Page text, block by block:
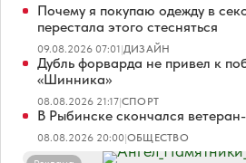
Почему я покупаю одежду в
перестала этого стесняться
09.08.2026 07:01|ДИЗАЙН
Дубль форварда не привел к
«Шинника»
08.08.2026 21:17|СПОРТ
В Рыбинске скончался
08.08.2026 20:00|ОБЩЕСТВО